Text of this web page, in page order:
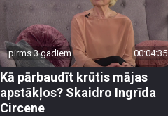
pirms 3 gadiem 00:04:35
Kā pārbaudīt krūtis mājas
apstākļos? Skaidro Ingrīda
Circene